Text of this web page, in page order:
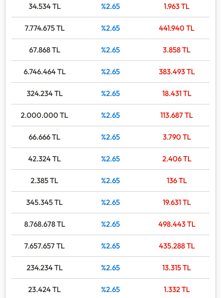
34.534TL %2.65 1.963TL
7.774.675TL %2.65 441.940TL
67.868TL %2.65 3.858TL
6.746.464TL %2.65 383.493TL
324.234TL %2.65 18.431TL
2.000.000TL %2.65 113.687TL
66.666TL %2.65 3.790TL
42.324TL %2.65 2.406TL
2.385TL %2.65 136TL
345.345TL %2.65 19.631TL
8.768.678TL %2.65 498.443TL
7.657.657TL %2.65 435.288TL
234.234TL %2.65 13.315TL
23.424TL %2.65 1.332TL